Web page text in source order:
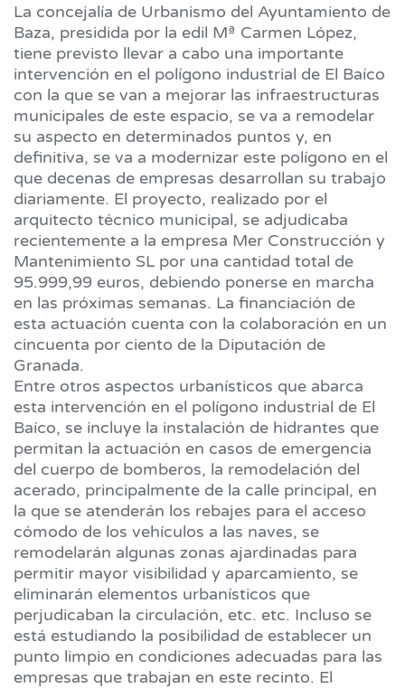
La concejalía de Urbanismo del Ayuntamiento de
Baza, presidida por la edil Mª Carmen López,
tiene previsto llevar a cabo una importante
intervención en el polígono industrial de El Baíco
con la que se van a mejorar las infraestructuras
municipales de este espacio, se va a remodelar
su aspecto en determinados puntos y, en
definitiva, se va a modernizar este polígono en el
que decenas de empresas desarrollan su trabajo
diariamente. El proyecto, realizado por el
arquitecto técnico municipal, se adjudicaba
recientemente a la empresa Mer Construcción y
Mantenimiento SL por una cantidad total de
95.999,99 euros, debiendo ponerse en marcha
en las próximas semanas. La financiación de
esta actuación cuenta con la colaboración en un
cincuenta por ciento de la Diputación de
Granada.
Entre otros aspectos urbanísticos que abarca
esta intervención en el polígono industrial de El
Baíco, se incluye la instalación de hidrantes que
permitan la actuación en casos de emergencia
del cuerpo de bomberos, la remodelación del
acerado, principalmente de la calle principal, en
la que se atenderán los rebajes para el acceso
cómodo de los vehículos a las naves, se
remodelarán algunas zonas ajardinadas para
permitir mayor visibilidad y aparcamiento, se
eliminarán elementos urbanísticos que
perjudicaban la circulación, etc. etc. Incluso se
está estudiando la posibilidad de establecer un
punto limpio en condiciones adecuadas para las
empresas que trabajan en este recinto. El